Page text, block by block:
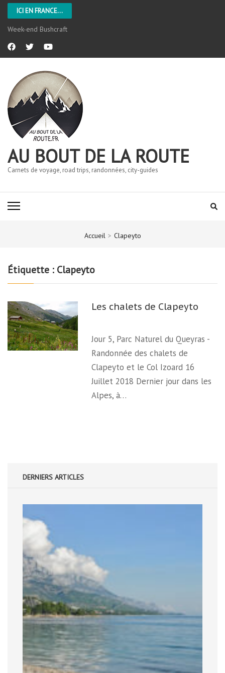
ICI EN FRANCE...
Week-end Bushcraft
AU BOUT DE LA ROUTE
Carnets de voyage, road trips, randonnées, city-guides
Accueil > Clapeyto
Étiquette : Clapeyto
Les chalets de Clapeyto
Jour 5, Parc Naturel du Queyras -
Randonnée des chalets de
Clapeyto et le Col Izoard 16
Juillet 2018 Dernier jour dans les
Alpes, à…
DERNIERS ARTICLES